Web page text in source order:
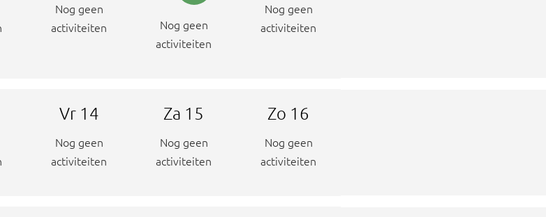
Nog geen
activiteiten
Nog geen
activiteiten
Nog geen
activiteiten
Vr 14
Nog geen
activiteiten
Za 15
Nog geen
activiteiten
Zo 16
Nog geen
activiteiten